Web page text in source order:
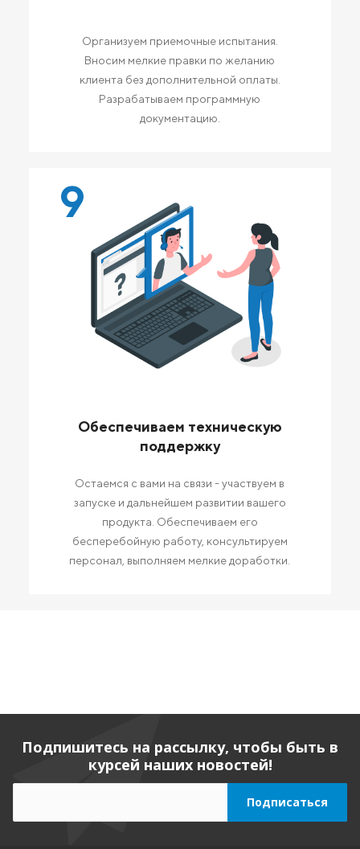
Организуем приемочные испытания.
Вносим мелкие правки по желанию
клиента без дополнительной оплаты.
Разрабатываем программную
документацию.
9
Обеспечиваем техническую
поддержку
Остаемся с вами на связи - участвуем в
запуске и дальнейшем развитии вашего
продукта. Обеспечиваем его
бесперебойную работу, консультируем
персонал, выполняем мелкие доработки.
Подпишитесь на рассылку, чтобы быть в
курсей наших новостей!